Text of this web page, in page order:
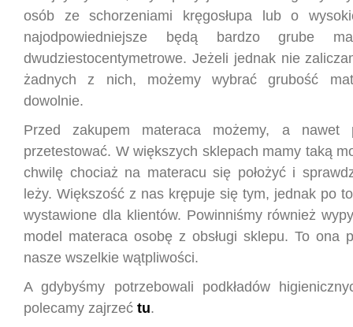
osób ze schorzeniami kręgosłupa lub o
najodpowiedniejsze będą bardzo grube
dwudziestocentymetrowe. Jeżeli jednak nie
żadnych z nich, możemy wybrać grubość
dowolnie.
Przed zakupem materaca możemy, a nawet
przetestować. W większych sklepach mamy taką
chwilę chociaż na materacu się położyć i
leży. Większość z nas krępuje się tym, jednak po
wystawione dla klientów. Powinniśmy również
model materaca osobę z obsługi sklepu. To ona
nasze wszelkie wątpliwości.
A gdybyśmy potrzebowali podkładów
polecamy zajrzeć tu.